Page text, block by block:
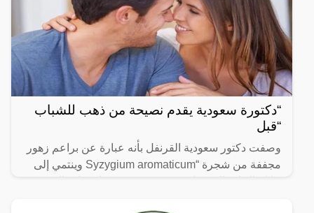
“دكتورة سعودية يقدم نصيحة من ذهب للشباب
“قبل
وصفت دكتور سعودية القرنفل بأنه عبارة عن براعم زهور
مجففة من شجرة “Syzygium aromaticum وينتمي إلى